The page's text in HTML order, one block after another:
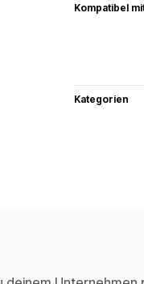
Kompatibel
Kategorien